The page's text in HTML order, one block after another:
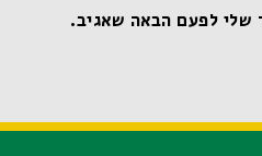
שלי לפעם הבאה שאגיב.